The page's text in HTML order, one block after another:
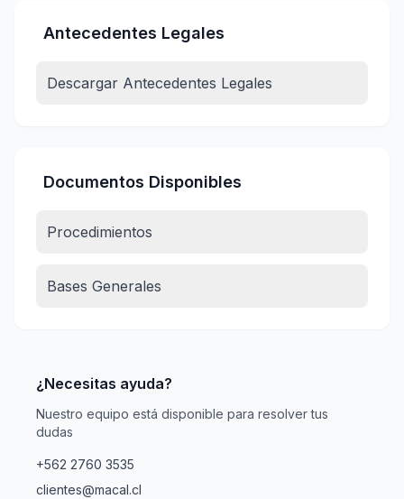
Antecedentes Legales
Descargar Antecedentes Legales
Documentos Disponibles
Procedimientos
Bases Generales
¿Necesitas ayuda?
Nuestro equipo está disponible para resolver tus
dudas
+562 2760 3535
clientes@macal.cl